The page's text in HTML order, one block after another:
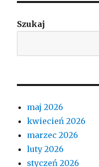
Szukaj
maj 2026
kwiecień 2026
marzec 2026
luty 2026
styczeń 2026